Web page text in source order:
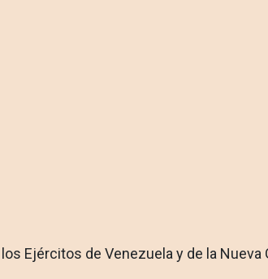
Ejércitos de Venezuela y de la Nueva